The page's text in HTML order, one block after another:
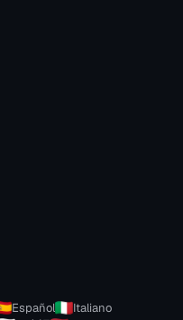
Español
Italiano